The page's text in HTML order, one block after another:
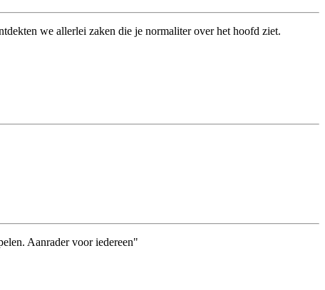
we allerlei zaken die je normaliter over het hoofd ziet.
Aanrader voor iedereen"